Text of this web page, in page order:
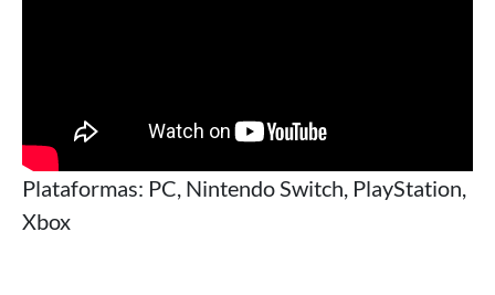
Plataformas: PC, Nintendo Switch, PlayStation,
Xbox